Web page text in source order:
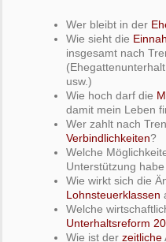
Wer bleibt in der
Wie sieht die
insgesamt nach
usw.)
Wie hoch darf die
damit mein Leben
Wer zahlt nach
Verbindlichkeiten?
Welche
Unterstützung
Wie wirkt sich die
Lohnsteuerklassen
Welche
Unterhaltsreform
Wie ist der zeitliche